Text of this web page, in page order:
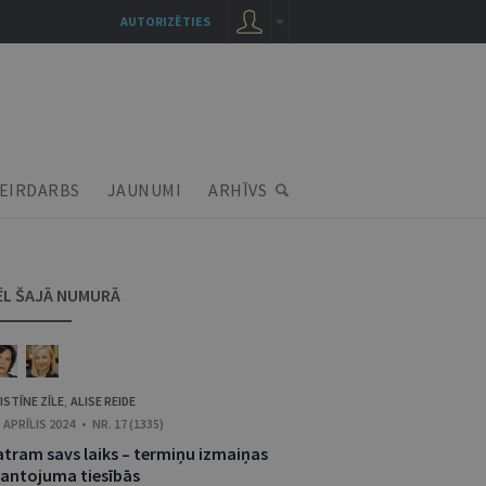
JAUNUMI ARHĪVS
ŠAJĀ NUMURĀ
ZĪLE, ALISE REIDE
APRĪLIS 2024 • NR. 17 (1335)
savs laiks – termiņu izmaiņas
tiesībās
AUTORIZĒTIES